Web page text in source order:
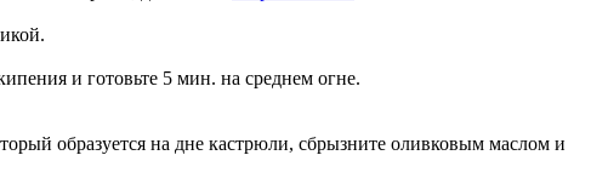
и готовьте 5 мин. на среднем огне.
образуется на дне кастрюли, сбрызните оливковым маслом и